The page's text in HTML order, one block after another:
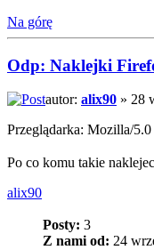
Na górę
Odp: Naklejki
autor: alix90 » 28
Przeglądarka: Mozilla/
Po co komu takie
alix90
Posty: 3
Z nami od: 24